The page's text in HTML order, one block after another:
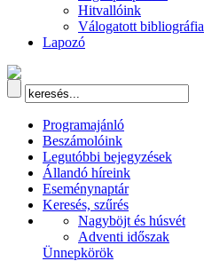
Hitvallóink
Válogatott bibliográfia
Lapozó
Programajánló
Beszámolóink
Legutóbbi bejegyzések
Állandó híreink
Eseménynaptár
Keresés, szűrés
Nagyböjt és húsvét
Adventi időszak
Ünnepkörök